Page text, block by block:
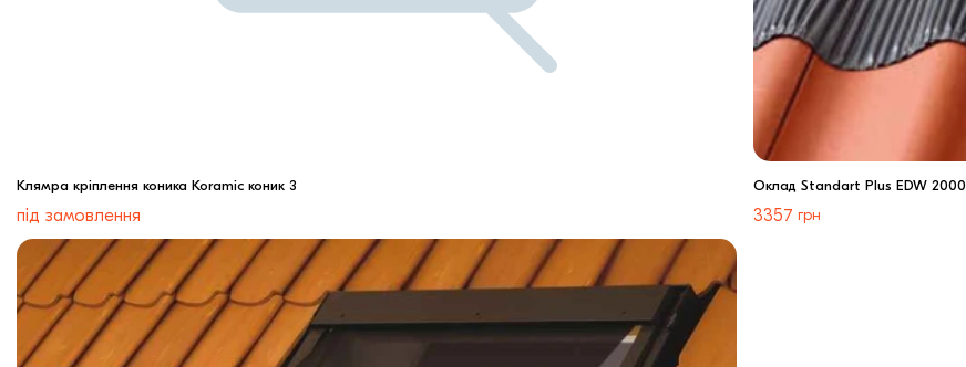
Клямра кріплення коника Koramic коник 3
під замовлення
Оклад Standart Plus EDW 2000
3357 грн